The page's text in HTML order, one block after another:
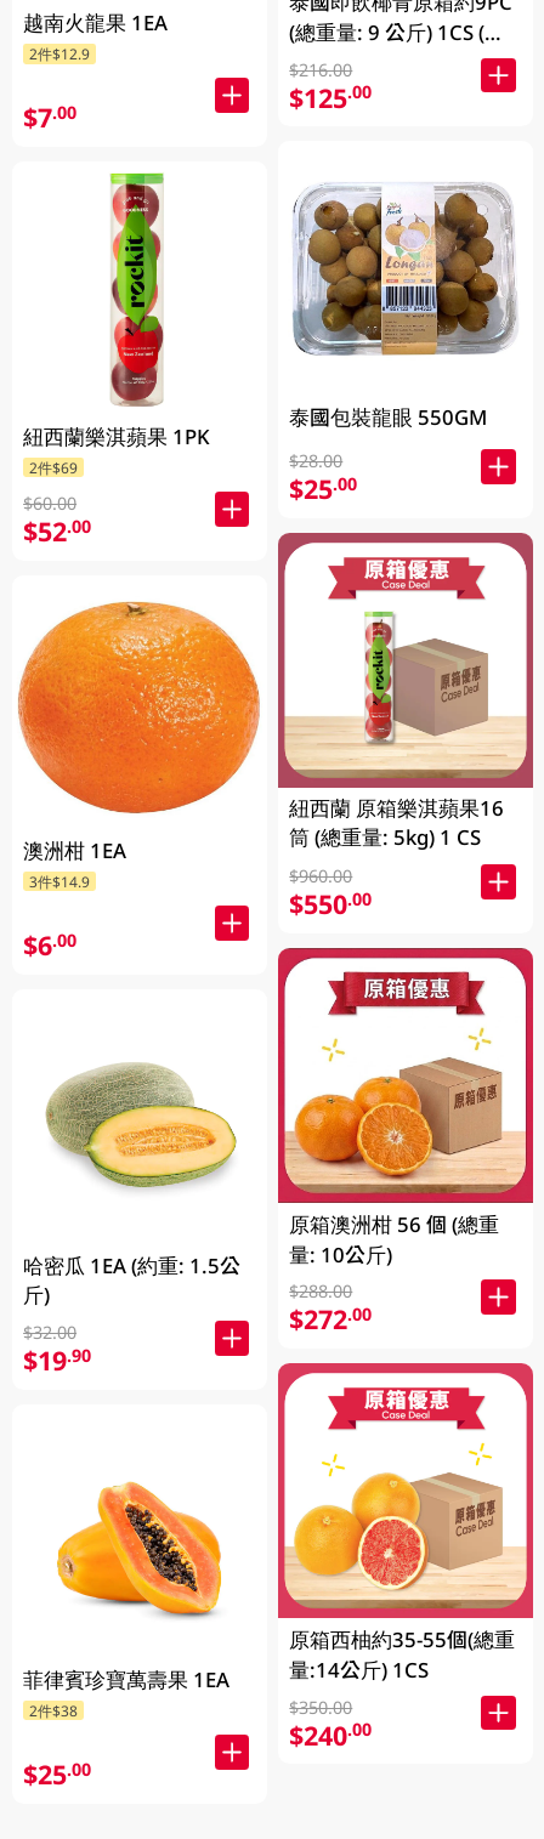
越南火龍果 1EA
2件$12.9
$7.00
紐西蘭樂淇蘋果 1PK
2件$69
$60.00
$52.00
澳洲柑 1EA
3件$14.9
$6.00
哈密瓜 1EA (約重: 1.5公
斤)
$32.00
$19.90
菲律賓珍寶萬壽果 1EA
2件$38
$25.00
(總重量: 9 公斤) 1CS (包
裝及品牌隨機發放)
$216.00
$125.00
泰國包裝龍眼 550GM
$28.00
$25.00
紐西蘭 原箱樂淇蘋果16
筒 (總重量: 5kg) 1 CS
$960.00
$550.00
原箱澳洲柑 56 個 (總重
量: 10公斤)
$288.00
$272.00
原箱西柚約35-55個(總重
量:14公斤) 1CS
$350.00
$240.00